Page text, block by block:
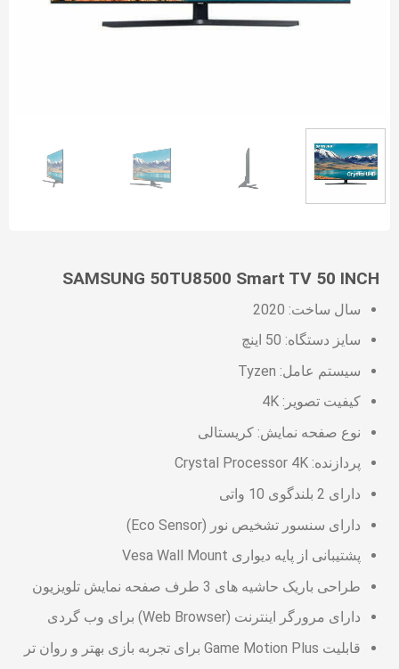
SAMSUNG 50TU8500 Smart TV 50 INCH
سال ساخت: 2020
سایز دستگاه: 50 اینچ
سیستم عامل: Tyzen
کیفیت تصویر: 4K
نوع صفحه نمایش: کریستالی
پردازنده: Crystal Processor 4K
دارای 2 بلندگوی 10 واتی
دارای سنسور تشخیص نور (Eco Sensor)
پشتیبانی از پایه دیواری Vesa Wall Mount
طراحی باریک حاشیه های 3 طرف صفحه نمایش تلویزیون
دارای مرورگر اینترنت (Web Browser) برای وب گردی
قابلیت Game Motion Plus برای تجربه بازی بهتر و روان تر